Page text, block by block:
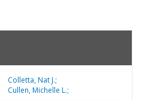
Colletta, Nat J.;
Cullen, Michelle L.;